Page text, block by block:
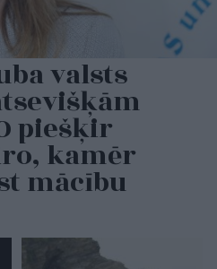
valsts
piešķir
kamēr
mācību